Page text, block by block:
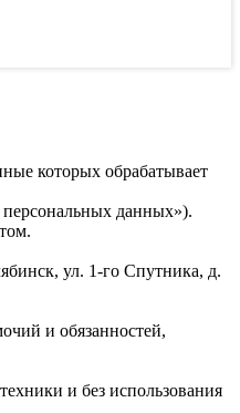
которых обрабатывает
данных»).
ул. 1-го Спутника, д.
и обязанностей,
и без использования